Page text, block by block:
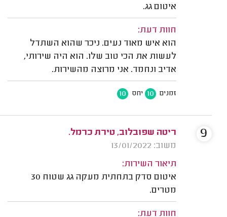
איטום גג.
חוות דעת:
הוא איש מאוד נעים. ניכר שהוא השתדל
לעשות את הכי טוב שלו. הוא היה שירותי,
אדיב ונחמד. אני מרוצה מהשירות.
זמנים 10 יחס 10
ריטה שפובלוב, טירת כרמל.
משוב: 13/01/2022
תיאור השירות:
איטום סדק בתחתית מעקה גג שטוח 30
מטרים.
חוות דעת:
9